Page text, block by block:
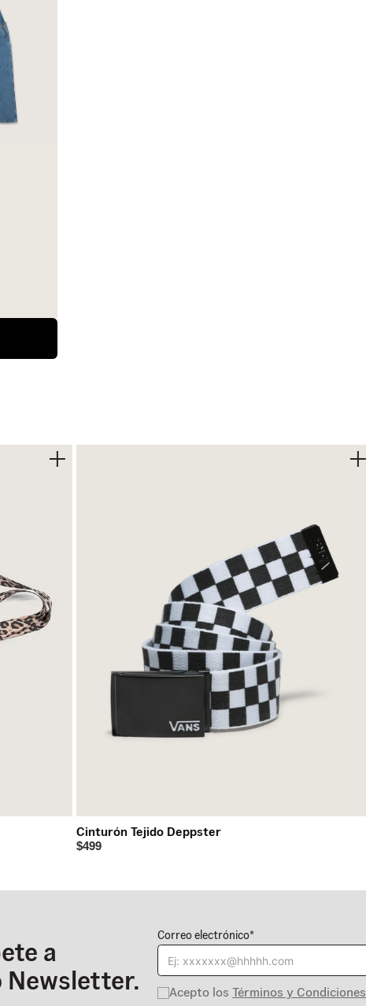
Cinturón Tejido Deppster
$499
a
Newsletter.
Correo electrónico*
Acepto los Términos y Condiciones